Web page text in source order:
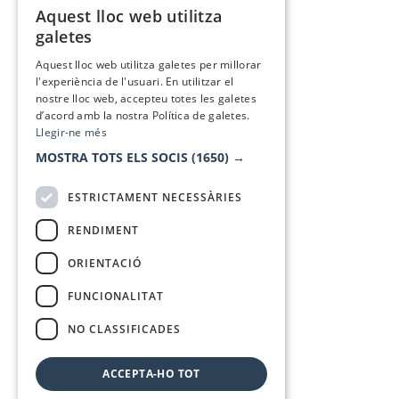
Aquest lloc web utilitza
galetes
Aquest lloc web utilitza galetes per millorar
l'experiència de l'usuari. En utilitzar el
nostre lloc web, accepteu totes les galetes
d’acord amb la nostra Política de galetes.
Llegir-ne més
MOSTRA TOTS ELS SOCIS (1650) →
ESTRICTAMENT NECESSÀRIES
RENDIMENT
ORIENTACIÓ
FUNCIONALITAT
NO CLASSIFICADES
ACCEPTA-HO TOT